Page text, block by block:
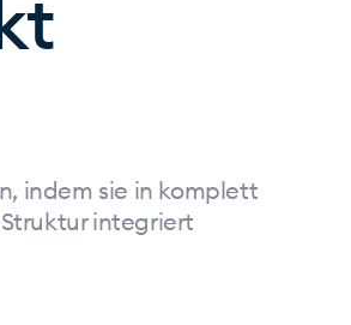
indem sie in komplett
integriert